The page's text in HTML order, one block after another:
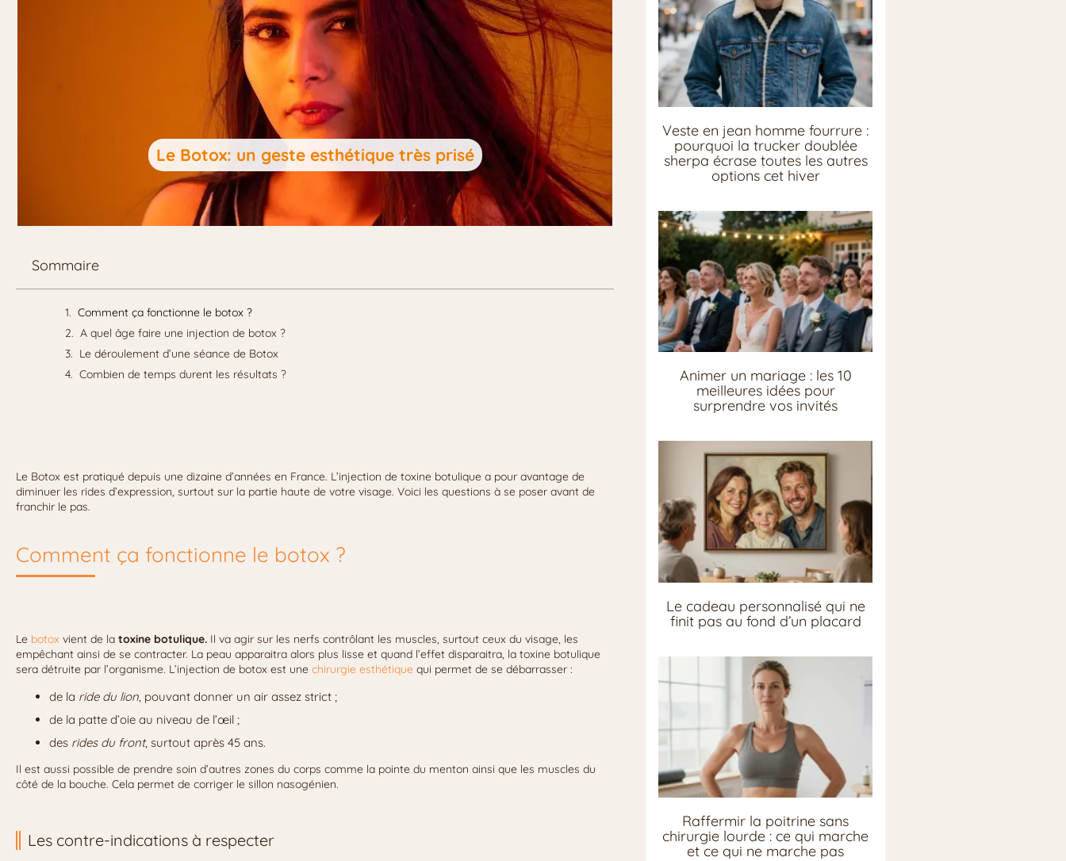
Le Botox: un geste esthétique très prisé
Sommaire
Comment ça fonctionne le botox ?
A quel âge faire une injection de botox ?
Le déroulement d’une séance de Botox
Combien de temps durent les résultats ?
Le Botox est pratiqué depuis une dizaine d’années en France. L’injection de toxine botulique a pour avantage de
diminuer les rides d’expression, surtout sur la partie haute de votre visage. Voici les questions à se poser avant de
franchir le pas.
Comment ça fonctionne le botox ?
Le botox vient de la toxine botulique. Il va agir sur les nerfs contrôlant les muscles, surtout ceux du visage, les
empêchant ainsi de se contracter. La peau apparaitra alors plus lisse et quand l’effet disparaitra, la toxine botulique
sera détruite par l’organisme. L’injection de botox est une chirurgie esthétique qui permet de se débarrasser :
de la ride du lion, pouvant donner un air assez strict ;
de la patte d’oie au niveau de l’œil ;
des rides du front, surtout après 45 ans.
Il est aussi possible de prendre soin d’autres zones du corps comme la pointe du menton ainsi que les muscles du
côté de la bouche. Cela permet de corriger le sillon nasogénien.
Les contre-indications à respecter
Veste en jean homme fourrure :
pourquoi la trucker doublée
sherpa écrase toutes les autres
options cet hiver
Animer un mariage : les 10
meilleures idées pour
surprendre vos invités
Le cadeau personnalisé qui ne
finit pas au fond d’un placard
Raffermir la poitrine sans
chirurgie lourde : ce qui marche
et ce qui ne marche pas